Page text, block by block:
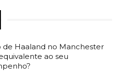
de Haaland no Manchester
ao seu